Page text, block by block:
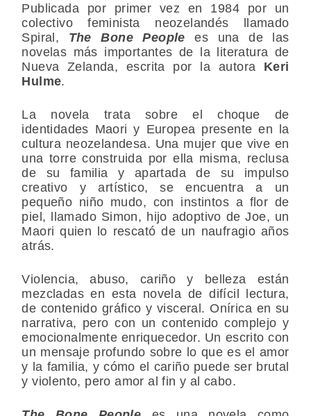
Publicada por primer vez en 1984 por un
colectivo feminista neozelandés llamado
Spiral, The Bone People es una de las
novelas más importantes de la literatura de
Nueva Zelanda, escrita por la autora Keri
Hulme.
La novela trata sobre el choque de
identidades Maori y Europea presente en la
cultura neozelandesa. Una mujer que vive en
una torre construida por ella misma, reclusa
de su familia y apartada de su impulso
creativo y artístico, se encuentra a un
pequeño niño mudo, con instintos a flor de
piel, llamado Simon, hijo adoptivo de Joe, un
Maori quien lo rescató de un naufragio años
atrás.
Violencia, abuso, cariño y belleza están
mezcladas en esta novela de difícil lectura,
de contenido gráfico y visceral. Onírica en su
narrativa, pero con un contenido complejo y
emocionalmente enriquecedor. Un escrito con
un mensaje profundo sobre lo que es el amor
y la familia, y cómo el cariño puede ser brutal
y violento, pero amor al fin y al cabo.